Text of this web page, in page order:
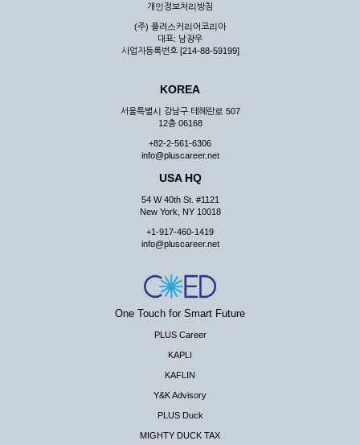
개인정보처리방침
(주) 플러스커리어코리아
대표: 남광우
사업자등록번호 [214-88-59199]
KOREA
서울특별시 강남구 테헤란로 507
12층 06168
+82-2-561-6306
info@pluscareer.net
USA HQ
54 W 40th St. #1121
New York, NY 10018
+1-917-460-1419
info@pluscareer.net
One Touch for Smart Future
PLUS Career
KAPLI
KAFLIN
Y&K Advisory
PLUS Duck
MIGHTY DUCK TAX